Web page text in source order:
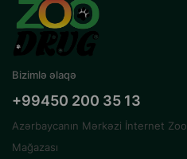
Bizimlə əlaqə
+99450 200 35 13
Azərbaycanın Mərkəzi İnternet Zoo
Mağazası